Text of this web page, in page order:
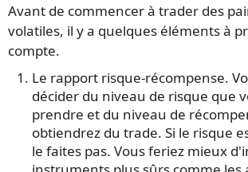
Avant de commencer à trader des
volatiles, il y a quelques éléments à
compte.
Le rapport risque-récompense.
décider du niveau de risque que
prendre et du niveau de
obtiendrez du trade. Si le risque
le faites pas. Vous feriez mieux